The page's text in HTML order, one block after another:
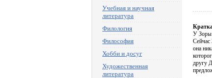
Учебная и научная
литература
Филология
Философия
Хобби и досуг
Художественная
литература
У Зоры
Сейчас
она
другу